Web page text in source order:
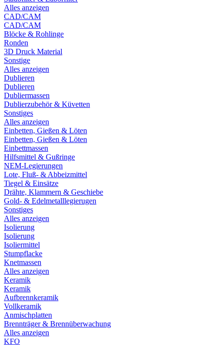
Alles anzeigen
CAD/CAM
CAD/CAM
Blöcke & Rohlinge
Ronden
3D Druck Material
Sonstige
Alles anzeigen
Dublieren
Dublieren
Dubliermassen
Dublierzubehör & Küvetten
Sonstiges
Alles anzeigen
Einbetten, Gießen & Löten
Einbetten, Gießen & Löten
Einbettmassen
Hilfsmittel & Gußringe
NEM-Legierungen
Lote, Fluß- & Abbeizmittel
Tiegel & Einsätze
Drähte, Klammern & Geschiebe
Gold- & Edelmetalllegierugen
Sonstiges
Alles anzeigen
Isolierung
Isolierung
Isoliermittel
Stumpflacke
Knetmassen
Alles anzeigen
Keramik
Keramik
Aufbrennkeramik
Vollkeramik
Anmischplatten
Brennträger & Brennüberwachung
Alles anzeigen
KFO